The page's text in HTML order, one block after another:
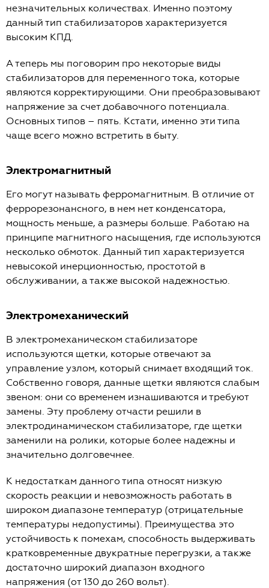
незначительных количествах. Именно поэтому
данный тип стабилизаторов характеризуется
высоким КПД.
А теперь мы поговорим про некоторые виды
стабилизаторов для переменного тока, которые
являются корректирующими. Они преобразовывают
напряжение за счет добавочного потенциала.
Основных типов – пять. Кстати, именно эти типа
чаще всего можно встретить в быту.
Электромагнитный
Его могут называть ферромагнитным. В отличие от
феррорезонансного, в нем нет конденсатора,
мощность меньше, а размеры больше. Работаю на
принципе магнитного насыщения, где используются
несколько обмоток. Данный тип характеризуется
невысокой инерционностью, простотой в
обслуживании, а также высокой надежностью.
Электромеханический
В электромеханическом стабилизаторе
используются щетки, которые отвечают за
управление узлом, который снимает входящий ток.
Собственно говоря, данные щетки являются слабым
звеном: они со временем изнашиваются и требуют
замены. Эту проблему отчасти решили в
электродинамическом стабилизаторе, где щетки
заменили на ролики, которые более надежны и
значительно долговечнее.
К недостаткам данного типа относят низкую
скорость реакции и невозможность работать в
широком диапазоне температур (отрицательные
температуры недопустимы). Преимущества это
устойчивость к помехам, способность выдерживать
кратковременные двукратные перегрузки, а также
достаточно широкий диапазон входного
напряжения (от 130 до 260 вольт).